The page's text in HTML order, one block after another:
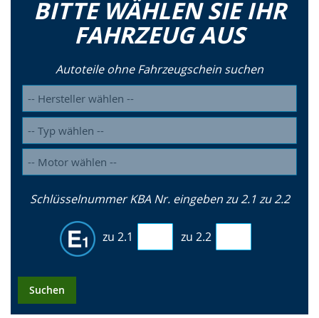
BITTE WÄHLEN SIE IHR
FAHRZEUG AUS
Autoteile ohne Fahrzeugschein suchen
Schlüsselnummer KBA Nr. eingeben zu 2.1 zu 2.2
zu 2.1 zu 2.2
Suchen